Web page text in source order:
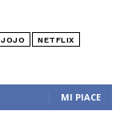
MI PIACE
NETFLIX